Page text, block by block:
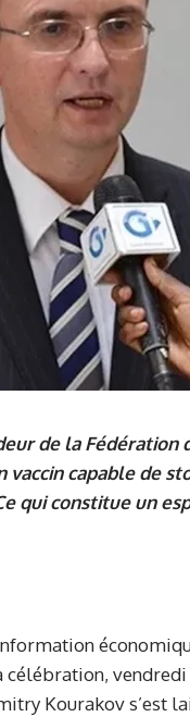
de la Fédération
vaccin capable de
qui constitue un
célébration,
Kourakov s’est